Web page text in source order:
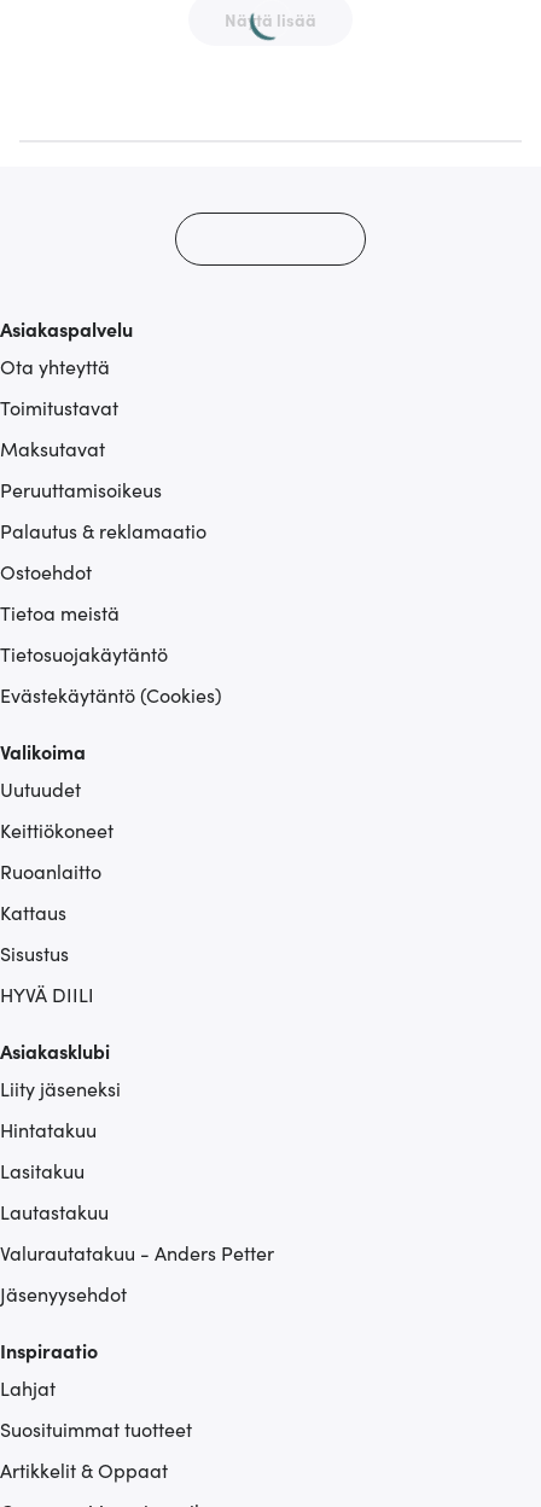
Näytä lisää
Asiakaspalvelu
Ota yhteyttä
Toimitustavat
Maksutavat
Peruuttamisoikeus
Palautus & reklamaatio
Ostoehdot
Tietoa meistä
Tietosuojakäytäntö
Evästekäytäntö (Cookies)
Valikoima
Uutuudet
Keittiökoneet
Ruoanlaitto
Kattaus
Sisustus
HYVÄ DIILI
Asiakasklubi
Liity jäseneksi
Hintatakuu
Lasitakuu
Lautastakuu
Valurautatakuu - Anders Petter
Jäsenyysehdot
Inspiraatio
Lahjat
Suosituimmat tuotteet
Artikkelit & Oppaat